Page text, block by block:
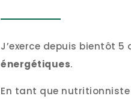
J’exerce depuis bientôt
énergétiques.
En tant que